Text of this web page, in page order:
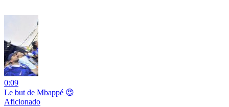
0:09
Le but de Mbappé 😍
Aficionado